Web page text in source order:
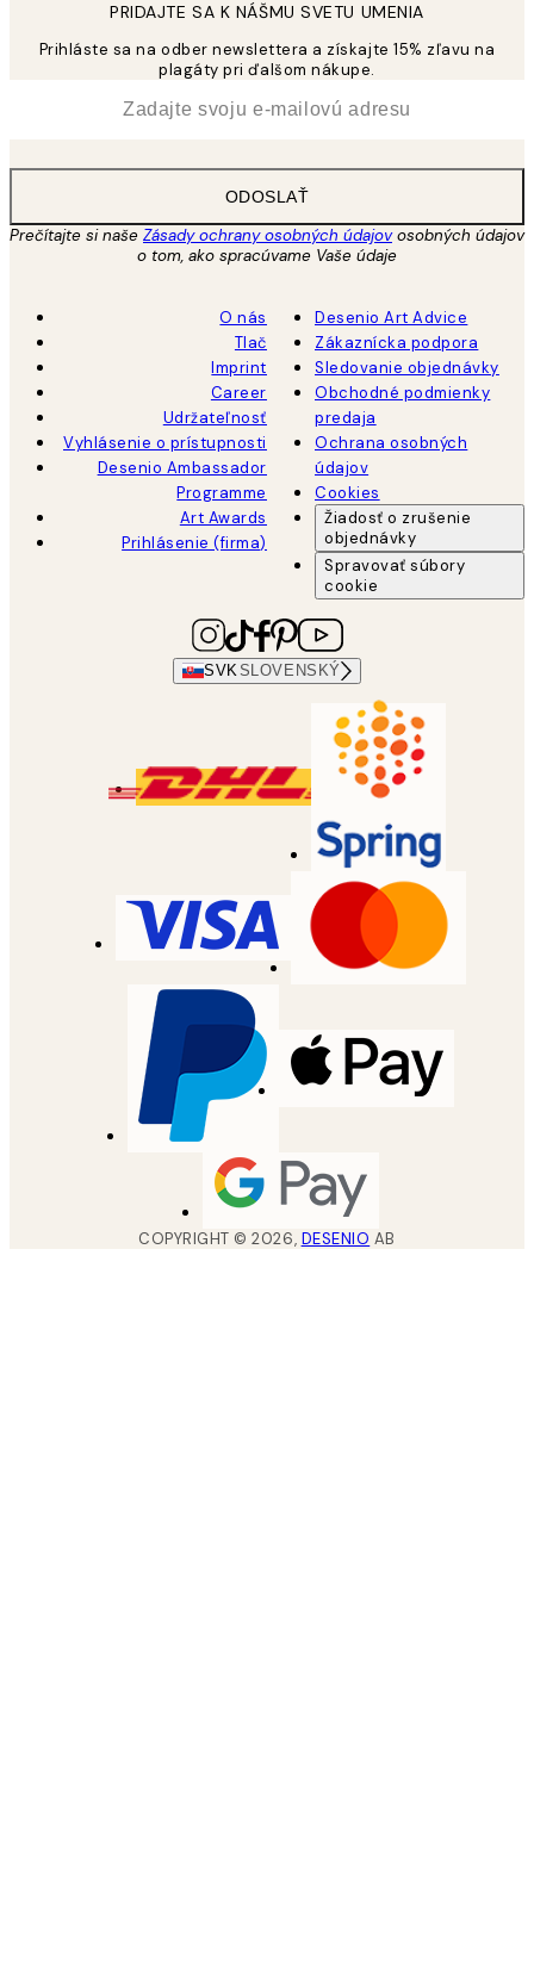
PRIDAJTE SA K NÁŠMU SVETU UMENIA
Prihláste sa na odber newslettera a získajte 15% zľavu na
plagáty pri ďalšom nákupe.
ODOSLAŤ
Prečítajte si naše Zásady ochrany osobných údajovosobných údajov
o tom, ako spracúvame Vaše údaje
O nás
Tlač
Imprint
Career
Udržateľnosť
Vyhlásenie o prístupnosti
Desenio Ambassador
Programme
Art Awards
Prihlásenie (firma)
Desenio Art Advice
Zákaznícka podpora
Sledovanie objednávky
Obchodné podmienky
predaja
Ochrana osobných
údajov
Cookies
Žiadosť o zrušenie
objednávky
Spravovať súbory
cookie
SVKSLOVENSKÝ
COPYRIGHT ©2026, DESENIO AB